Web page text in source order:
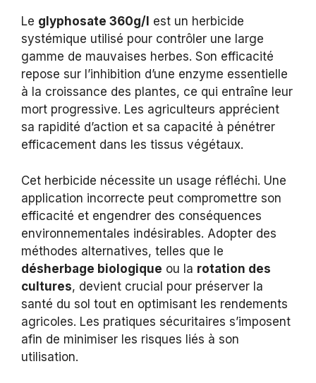
Le glyphosate 360g/l est un herbicide
systémique utilisé pour contrôler une large
gamme de mauvaises herbes. Son efficacité
repose sur l’inhibition d’une enzyme essentielle
à la croissance des plantes, ce qui entraîne leur
mort progressive. Les agriculteurs apprécient
sa rapidité d’action et sa capacité à pénétrer
efficacement dans les tissus végétaux.
Cet herbicide nécessite un usage réfléchi. Une
application incorrecte peut compromettre son
efficacité et engendrer des conséquences
environnementales indésirables. Adopter des
méthodes alternatives, telles que le
désherbage biologique ou la rotation des
cultures, devient crucial pour préserver la
santé du sol tout en optimisant les rendements
agricoles. Les pratiques sécuritaires s’imposent
afin de minimiser les risques liés à son
utilisation.